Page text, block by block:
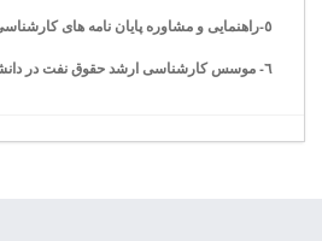
٥-راهنمایی و مشاوره پایان نامه های كارشناسی ارشد
٦- موسس كارشناسی ارشد حقوق نفت در دانشگاه نفت